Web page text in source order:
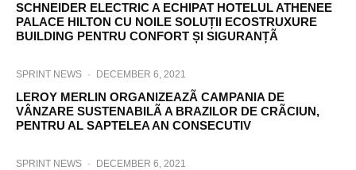
SCHNEIDER ELECTRIC A ECHIPAT HOTELUL ATHENEE
PALACE HILTON CU NOILE SOLUȚII ECOSTRUXURE
BUILDING PENTRU CONFORT ȘI SIGURANȚÃ
SPRINT NEWS · DECEMBER 6, 2021
LEROY MERLIN ORGANIZEAZÃ CAMPANIA DE
VÂNZARE SUSTENABILÃ A BRAZILOR DE CRÃCIUN,
PENTRU AL SAPTELEA AN CONSECUTIV
SPRINT NEWS · DECEMBER 6, 2021